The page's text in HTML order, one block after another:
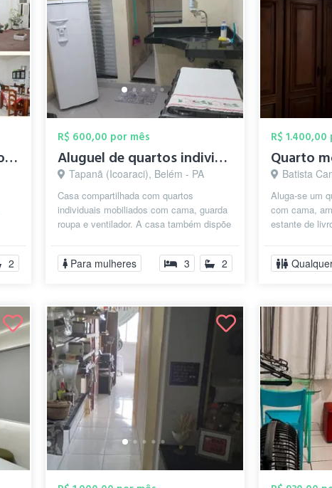
Alugo quarto para temporada
2
R$ 600,00 por mês
Aluguel de quartos individuais para mulh...
Tapanã (Icoaraci), Belém - PA
Casa compartilhada com quartos
individuais mobiliados com cama, guarda
roupa e ventilador. A casa também dispõe
Para mulheres 3 2
R$ 1.400,00
Batista
Aluga-se um
com cama,
estante de